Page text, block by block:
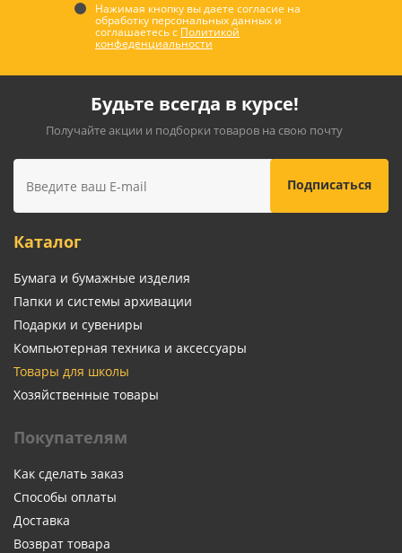
Нажимая кнопку вы даете согласие на
обработку персональных данных и
соглашаетесь с Политикой
конфеденциальности
Будьте всегда в курсе!
Получайте акции и подборки товаров на свою почту
Каталог
Бумага и бумажные изделия
Папки и системы архивации
Подарки и сувениры
Компьютерная техника и аксессуары
Товары для школы
Хозяйственные товары
Покупателям
Как сделать заказ
Способы оплаты
Доставка
Возврат товара